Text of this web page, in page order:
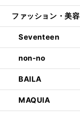
ファッション・美容
Seventeen
non-no
BAILA
MAQUIA